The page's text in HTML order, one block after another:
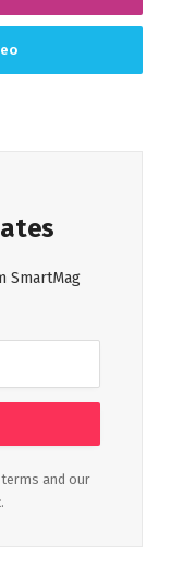
SmartMag
terms and our